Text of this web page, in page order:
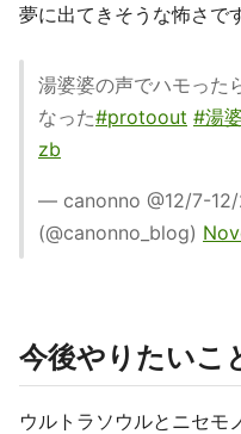
夢に出てきそうな怖さで
湯婆婆の声でハモった
なった#protoout #湯
zb
— canonno @12/7-12/
(@canonno_blog)
今後やりたいこ
ウルトラソウルとニセモ